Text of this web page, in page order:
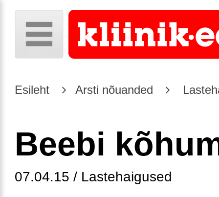
Esileht Arsti nõuanded
Beebi
07.04.15 / Lastehaigused